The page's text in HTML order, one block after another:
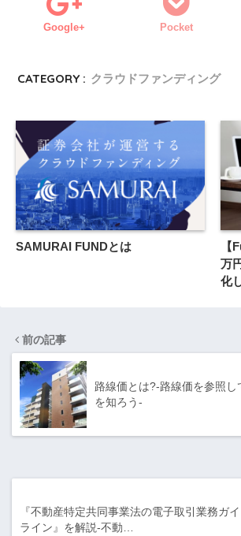
Google+ Pocket
CATEGORY : クラウドファンディング
SAMURAI FUNDとは
【
万
化
前の記事
路線価とは?-路線価を参照し
を知ろう-
『不動産特定共同事業法の電子取引業務ガ
ライン』を解説-不動…